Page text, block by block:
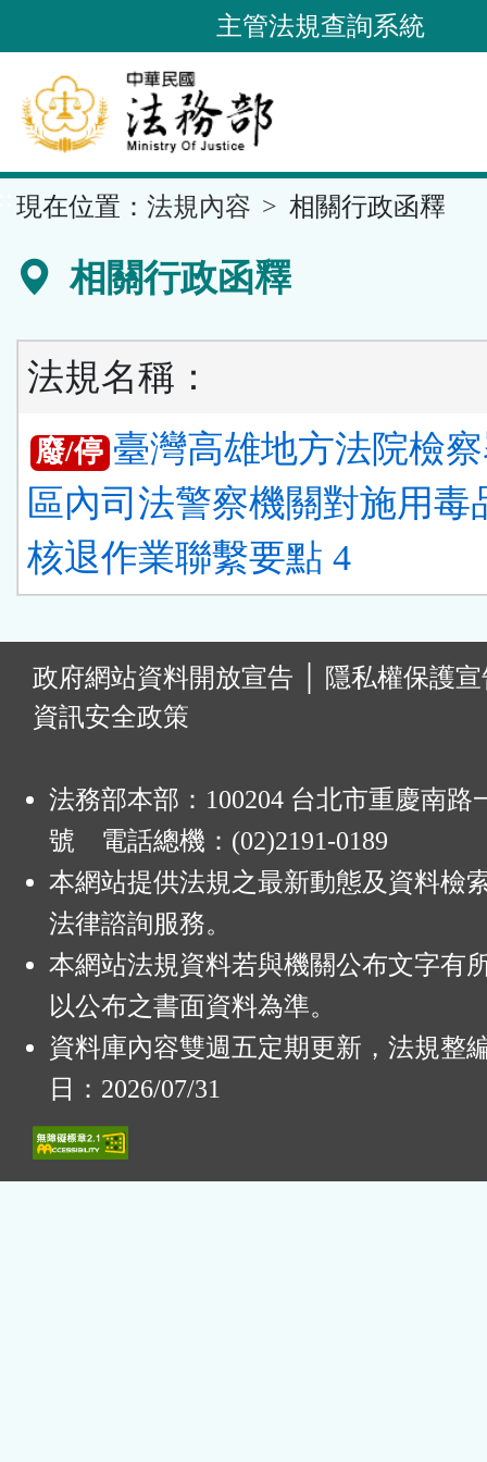
到
要
內
容
區
主管法規查詢系統
現在位置： 法規內容 相關行政函釋
相關行政函釋
法規名稱：
廢/停 臺灣高雄地方法院檢
區內司法警察機關對施用毒
核退作業聯繫要點 4
政府網站資料開放宣告
隱私權保護
資訊安全政策
法務部本部：100204 台北市重慶南路
號 電話總機：(02)2191-0189
本網站提供法規之最新動態及資料檢
法律諮詢服務。
本網站法規資料若與機關公布文字有
以公布之書面資料為準。
資料庫內容雙週五定期更新，法規整
日：2026/07/31